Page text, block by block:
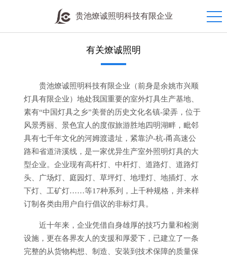
贵池燎诚照明科技有限企业
有关燎诚照明
贵池燎诚照明科技有限企业（前身是余姚市兴顺
灯具有限企业）地处我国重要的室外灯具生产基地、
素有“中国灯具之乡”美誉的历史文化名镇-梁弄，位于
风景秀丽、景色宜人的度假旅游胜地四明湖畔，毗邻
具有七千年文化的河姆渡遗址，紧靠沪-杭-甬高速公
路和省道浒溪线，是一家优异生产室外照明灯具的大
型企业。企业现有高杆灯、中杆灯、道路灯、道路灯
头、广场灯、庭园灯、草坪灯、地埋灯、地插灯、水
下灯、工矿灯……等17种系列，上千种规格，并来样
订制各类由用户自行倡议的非标灯具。
近十年来，企业凭借自身雄厚的技巧力量和检测
设施，更在各界友人的支援和厚爱下，已建立了一条
完整的从货物构想、制造、安装到技术保障的质量保